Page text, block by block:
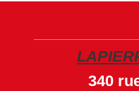
340